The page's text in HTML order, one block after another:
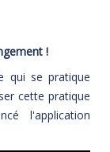
!
qui se pratique
cette pratique
l'application